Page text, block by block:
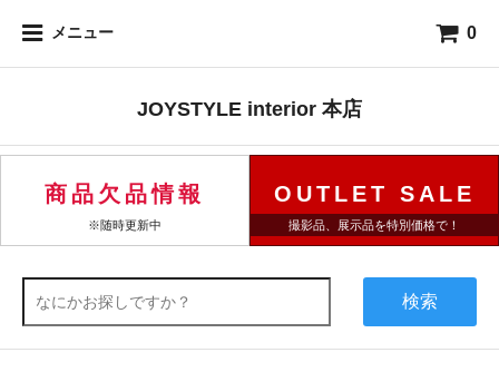
メニュー 0
JOYSTYLE interior 本店
商品欠品情報
※随時更新中
OUTLET SALE
撮影品、展示品を特別価格で！
検索